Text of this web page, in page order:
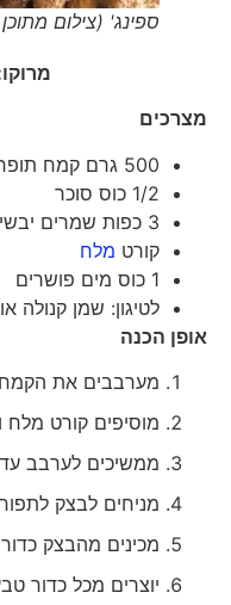
ספינג' (צילום מתוכן
מרוקו:
מצרכים
500 גרם קמח תופח
1/2 כוס סוכר
3 כפות שמרים יבשים
קורטמלח
1 כוס מים פושרים
לטיגון: שמן קנולה או
אופן הכנה
מערבבים את הקמח,
מוסיפים קורט מלח
ממשיכים לערבב עד
מניחים לבצק לתפוח
מכינים מהבצק כדורים
יוצרים מכל כדור